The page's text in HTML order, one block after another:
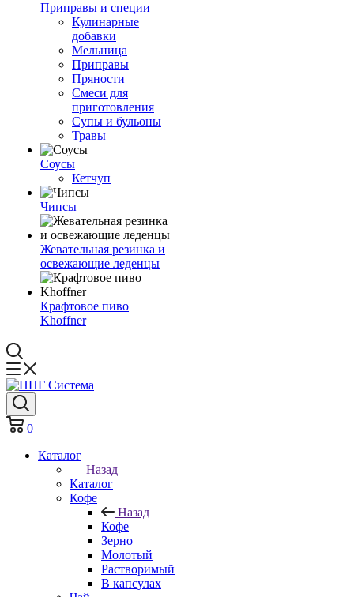
Приправы и специи
Кулинарные
добавки
Мельница
Приправы
Пряности
Смеси для
приготовления
Супы и бульоны
Травы
Соусы
Кетчуп
Чипсы
Жевательная резинка и
освежающие леденцы
Крафтовое пиво
Khoffner
0
Каталог
Назад
Каталог
Кофе
Назад
Кофе
Зерно
Молотый
Растворимый
В капсулах